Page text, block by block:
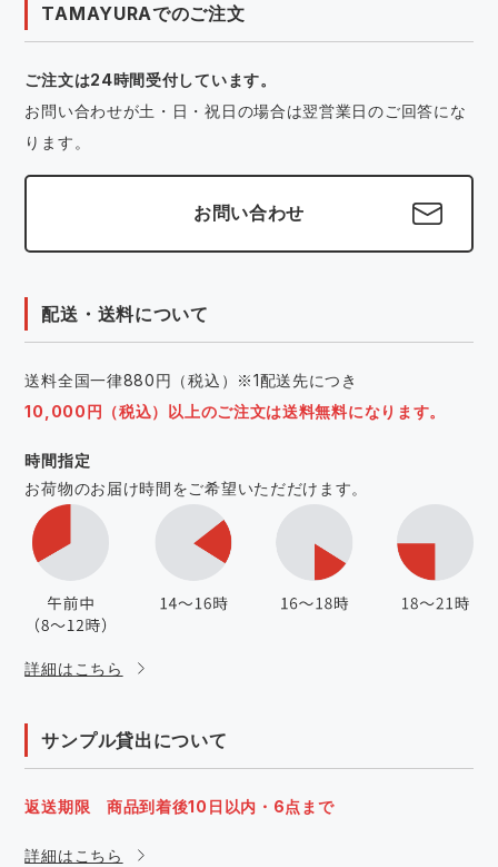
TAMAYURAでのご注文
ご注文は24時間受付しています。
お問い合わせが土・日・祝日の場合は翌営業日のご回答にな
ります。
お問い合わせ
配送・送料について
送料全国一律880円（税込）※1配送先につき
10,000円（税込）以上のご注文は送料無料になります。
時間指定
お荷物のお届け時間をご希望いただだけます。
詳細はこちら
サンプル貸出について
返送期限 商品到着後10日以内・6点まで
詳細はこちら